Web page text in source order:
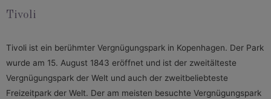
Tivoli
Tivoli ist ein berühmter Vergnügungspark in Kopenhagen. Der Park
wurde am 15. August 1843 eröffnet und ist der zweitälteste
Vergnügungspark der Welt und auch der zweitbeliebteste
Freizeitpark der Welt. Der am meisten besuchte Vergnügungspark